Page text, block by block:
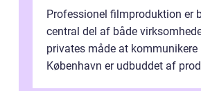
Professionel filmproduktion er
central del af både
privates måde at kommunikere
København er udbuddet af